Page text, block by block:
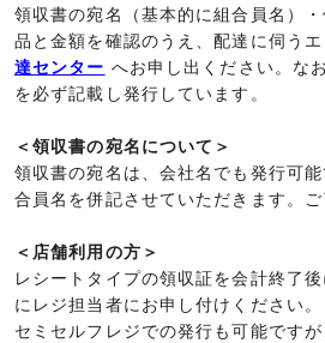
領収書の宛名（基本的に組合員名）
品と金額を確認のうえ、配達に伺う
達センター へお申し出ください。な
を必ず記載し発行しています。
＜領収書の宛名について＞
領収書の宛名は、会社名でも発行可
合員名を併記させていただきます。ご
＜店舗利用の方＞
レシートタイプの領収証を会計終了
にレジ担当者にお申し付けください。
セミセルフレジでの発行も可能です